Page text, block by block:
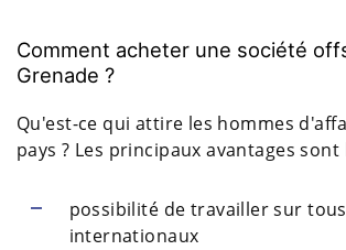
Comment acheter une société
Grenade ?
Qu'est-ce qui attire les hommes
pays ? Les principaux avantages sont
possibilité de travailler sur
internationaux